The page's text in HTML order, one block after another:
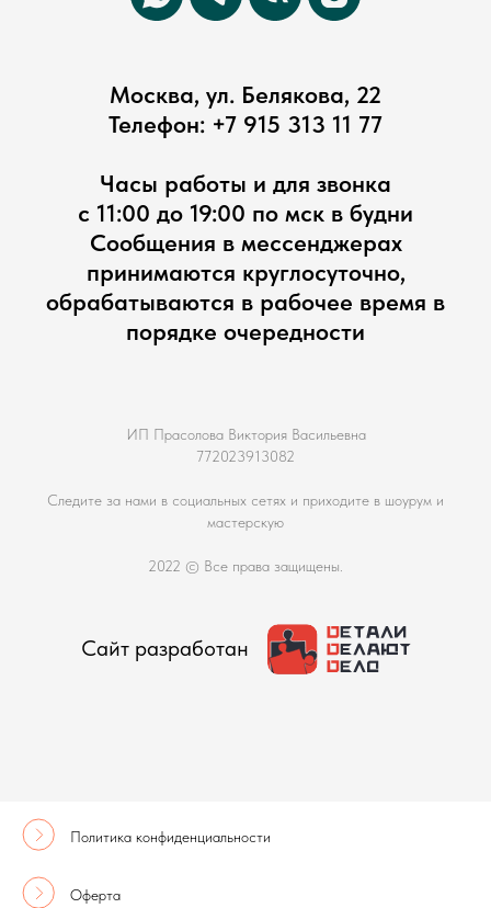
Москва, ул. Белякова, 22
Телефон: +7 915 313 11 77
Часы работы и для звонка
с 11:00 до 19:00 по мск в будни
Сообщения в мессенджерах
принимаются круглосуточно,
обрабатываются в рабочее время в
порядке очередности
ИП Прасолова Виктория Васильевна
772023913082
Следите за нами в социальных сетях и приходите в шоурум и
мастерскую
2022 © Все права защищены.
Сайт разработан
Политика конфиденциальности
Оферта